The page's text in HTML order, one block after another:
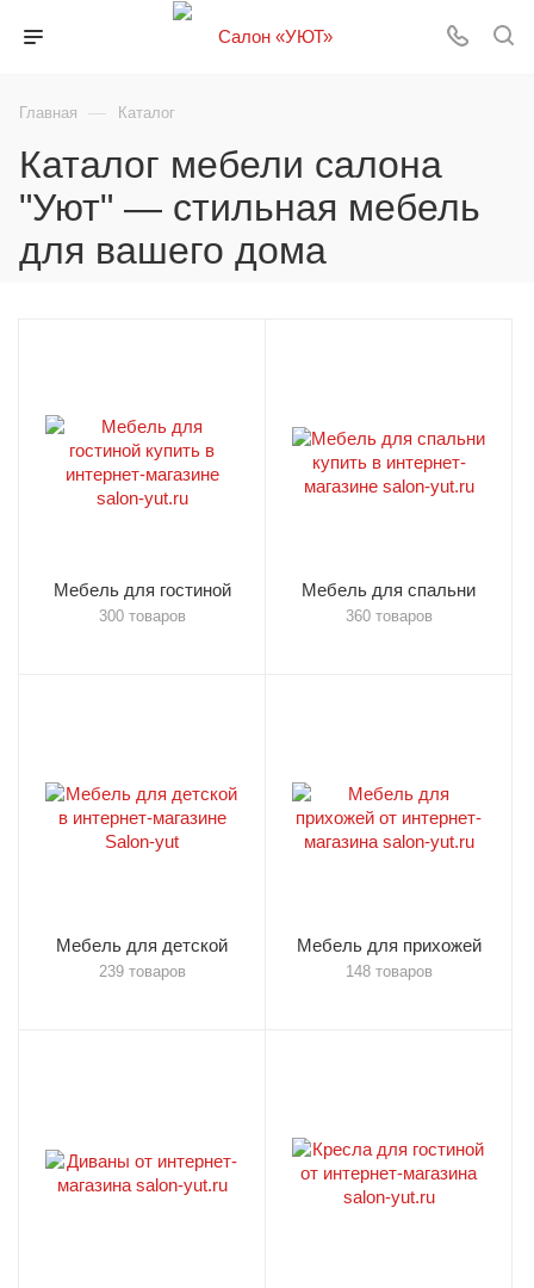
Главная — Каталог
Каталог мебели салона
"Уют" — стильная мебель
для вашего дома
Мебель для гостиной
300 товаров
Мебель для спальни
360 товаров
Мебель для детской
239 товаров
Мебель для прихожей
148 товаров